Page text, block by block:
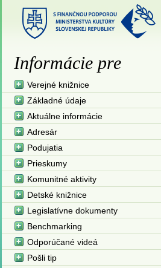
Informácie pre
Verejné knižnice
Základné údaje
Aktuálne informácie
Adresár
Podujatia
Prieskumy
Komunitné aktivity
Detské knižnice
Legislatívne dokumenty
Benchmarking
Odporúčané videá
Pošli tip